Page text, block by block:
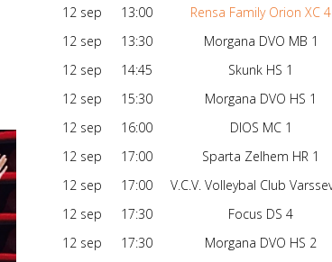
12 sep
13:00 Rensa Family Orion XC 4
12 sep
13:30 Morgana DVO MB 1
12 sep
14:45 Skunk HS 1
12 sep
15:30 Morgana DVO HS 1
12 sep
16:00 DIOS MC 1
12 sep
17:00 Sparta Zelhem HR 1
12 sep
17:00
12 sep
17:30 Focus DS 4
12 sep
17:30 Morgana DVO HS 2